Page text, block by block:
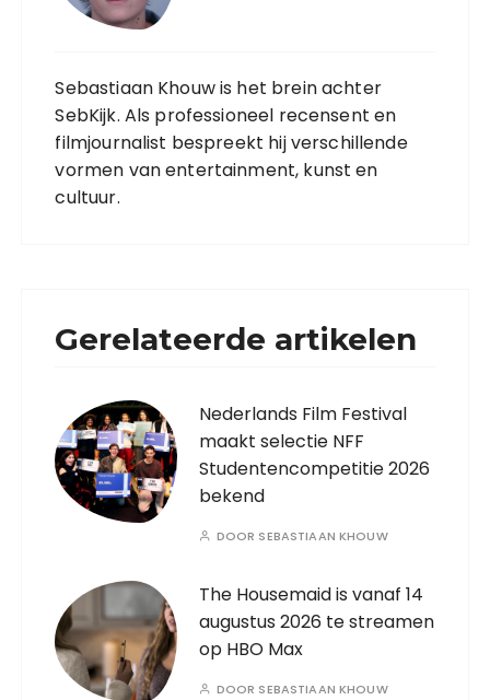
Sebastiaan Khouw is het brein achter
SebKijk. Als professioneel recensent en
filmjournalist bespreekt hij verschillende
vormen van entertainment, kunst en
cultuur.
Gerelateerde artikelen
Nederlands Film Festival
maakt selectie NFF
Studentencompetitie 2026
bekend
DOOR SEBASTIAAN KHOUW
The Housemaid is vanaf 14
augustus 2026 te streamen
op HBO Max
DOOR SEBASTIAAN KHOUW